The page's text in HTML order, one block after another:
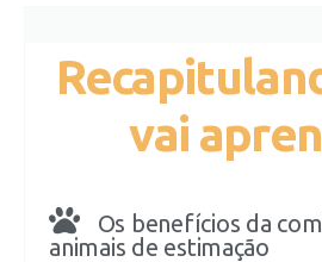
vai
Os benefícios da
animais de estimação